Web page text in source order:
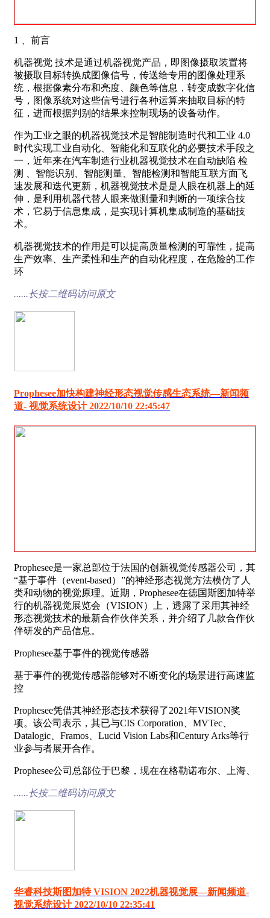
1 、前言
机器视觉 技术是通过机器视觉产品，即图像摄取装置将
被摄取目标转换成图像信号，传送给专用的图像处理系
统，根据像素分布和亮度、颜色等信息，转变成数字化信
号，图像系统对这些信号进行各种运算来抽取目标的特
征，进而根据判别的结果来控制现场的设备动作。
作为工业之眼的机器视觉技术是智能制造时代和工业 4.0
时代实现工业自动化、智能化和互联化的必要技术手段之
一，近年来在汽车制造行业机器视觉技术在自动缺陷 检
测 、智能识别、智能测量、智能检测和智能互联方面飞
速发展和迭代更新，机器视觉技术是是人眼在机器上的延
伸，是利用机器代替人眼来做测量和判断的一项综合技
术，它易于信息集成，是实现计算机集成制造的基础技
术。
机器视觉技术的作用是可以提高质量检测的可靠性，提高
生产效率、生产柔性和生产的自动化程度，在危险的工作
环
......长按二维码访问原文
Prophesee加快构建神经形态视觉传感生态系统―新闻频
道- 视觉系统设计 2022/10/10 22:45:47
Prophesee是一家总部位于法国的创新视觉传感器公司，其
“基于事件（event-based）”的神经形态视觉方法模仿了人
类和动物的视觉原理。近期，Prophesee在德国斯图加特举
行的机器视觉展览会（VISION）上，透露了采用其神经
形态视觉技术的最新合作伙伴关系，并介绍了几款合作伙
伴研发的产品信息。
Prophesee基于事件的视觉传感器
基于事件的视觉传感器能够对不断变化的场景进行高速监
控
Prophesee凭借其神经形态技术获得了2021年VISION奖
项。该公司表示，其已与CIS Corporation、MVTec、
Datalogic、Framos、Lucid Vision Labs和Century Arks等行
业参与者展开合作。
Prophesee公司总部位于巴黎，现在在格勒诺布尔、上海、
......长按二维码访问原文
华睿科技斯图加特 VISION 2022机器视觉展―新闻频道-
视觉系统设计 2022/10/10 22:35:41